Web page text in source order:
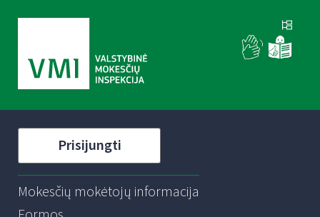
Prisijungti
Mokesčių mokėtojų informacija